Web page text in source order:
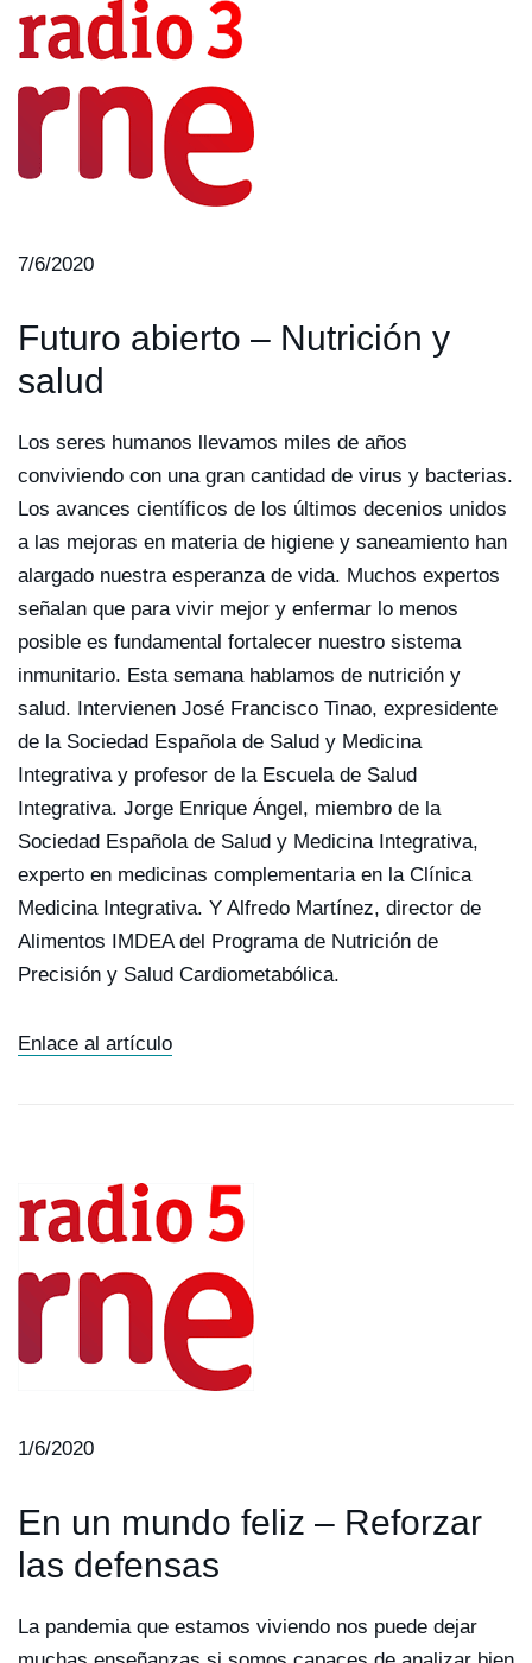
7/6/2020
Futuro abierto – Nutrición y
salud
Los seres humanos llevamos miles de años
conviviendo con una gran cantidad de virus y bacterias.
Los avances científicos de los últimos decenios unidos
a las mejoras en materia de higiene y saneamiento han
alargado nuestra esperanza de vida. Muchos expertos
señalan que para vivir mejor y enfermar lo menos
posible es fundamental fortalecer nuestro sistema
inmunitario. Esta semana hablamos de nutrición y
salud. Intervienen José Francisco Tinao, expresidente
de la Sociedad Española de Salud y Medicina
Integrativa y profesor de la Escuela de Salud
Integrativa. Jorge Enrique Ángel, miembro de la
Sociedad Española de Salud y Medicina Integrativa,
experto en medicinas complementaria en la Clínica
Medicina Integrativa. Y Alfredo Martínez, director de
Alimentos IMDEA del Programa de Nutrición de
Precisión y Salud Cardiometabólica.
Enlace al artículo
1/6/2020
En un mundo feliz – Reforzar
las defensas
La pandemia que estamos viviendo nos puede dejar